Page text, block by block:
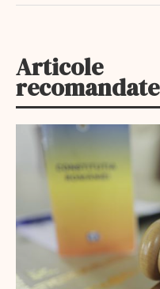
Articole
recomandate